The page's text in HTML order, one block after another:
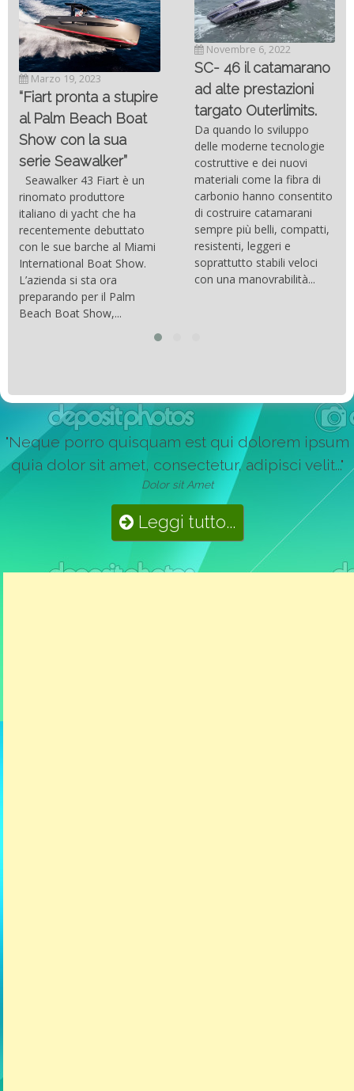
Marzo 19, 2023
“Fiart pronta a stupire
al Palm Beach Boat
Show con la sua
serie Seawalker”
Seawalker 43 Fiart è un
rinomato produttore
italiano di yacht che ha
recentemente debuttato
con le sue barche al Miami
International Boat Show.
L’azienda si sta ora
preparando per il Palm
Beach Boat Show,...
Novembre 6, 2022
SC- 46 il catamarano
ad alte prestazioni
targato Outerlimits.
Da quando lo sviluppo
delle moderne tecnologie
costruttive e dei nuovi
materiali come la fibra di
carbonio hanno consentito
di costruire catamarani
sempre più belli, compatti,
resistenti, leggeri e
soprattutto stabili veloci
con una manovrabilità...
"Neque porro quisquam est qui dolorem ipsum
quia dolor sit amet, consectetur, adipisci velit..."
Dolor sit Amet
Leggi tutto...